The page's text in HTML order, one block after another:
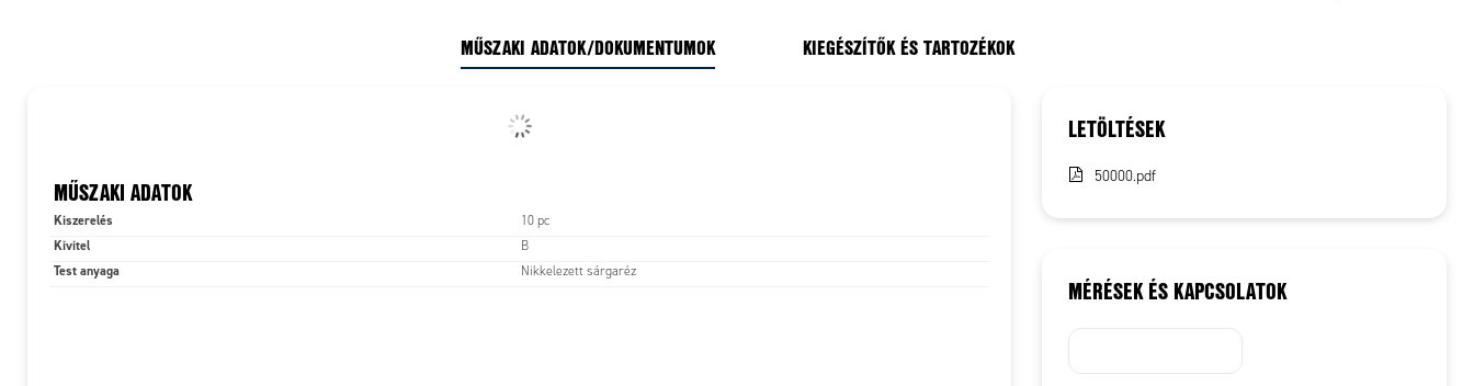
MŰSZAKI ADATOK/DOKUMENTUMOK KIEGÉSZÍTŐK ÉS TARTOZÉKOK
MŰSZAKI ADATOK
Kiszerelés 10 pc
Kivitel B
Test anyaga Nikkelezett sárgaréz
LETÖLTÉSEK
50000.pdf
MÉRÉSEK ÉS KAPCSOLATOK